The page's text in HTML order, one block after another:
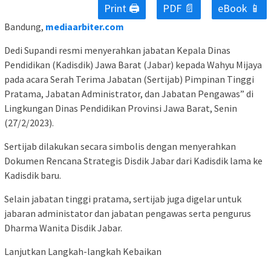
Print 🖨 PDF 📄 eBook 📱
Bandung, mediaarbiter.com
Dedi Supandi resmi menyerahkan jabatan Kepala Dinas
Pendidikan (Kadisdik) Jawa Barat (Jabar) kepada Wahyu Mijaya
pada acara Serah Terima Jabatan (Sertijab) Pimpinan Tinggi
Pratama, Jabatan Administrator, dan Jabatan Pengawas” di
Lingkungan Dinas Pendidikan Provinsi Jawa Barat, Senin
(27/2/2023).
Sertijab dilakukan secara simbolis dengan menyerahkan
Dokumen Rencana Strategis Disdik Jabar dari Kadisdik lama ke
Kadisdik baru.
Selain jabatan tinggi pratama, sertijab juga digelar untuk
jabaran administator dan jabatan pengawas serta pengurus
Dharma Wanita Disdik Jabar.
Lanjutkan Langkah-langkah Kebaikan